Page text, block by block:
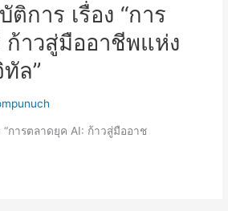
ติการ เรื่อง “การ
ก้าวสู่มืออาชีพแห่ง
ล”
“การตลาดยุค AI: ก้าวสู่มืออาช